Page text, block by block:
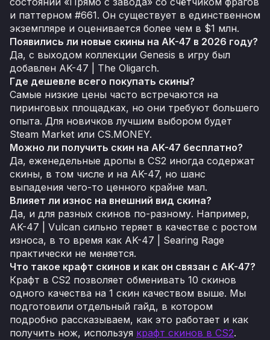
и паттерном #661. Он существует в единственном
экземпляре и оценивается более чем в $1 млн.
Появились ли новые скины на AK-47 в 2026 году?
Да, с выходом коллекции Genesis в игру был
добавлен AK-47 | The Oligarch.
Где дешевле всего покупать скины?
Самые низкие цены часто встречаются на
пиринговых площадках, но они требуют большего
опыта. Для новичков лучшим выбором будет
Steam Market или CS.MONEY.
Можно ли получить скин на AK-47 бесплатно?
Да, еженедельные дропы в CS2 иногда содержат
скины, в том числе и на AK-47, но шанс
выпадения чего-то ценного крайне мал.
Влияет ли износ на внешний вид скина?
Да, и для разных скинов по-разному. Например,
AK-47 | Vulcan сильно теряет в качестве с ростом
износа, в то время как AK-47 | Searing Rage
практически не меняется.
Что такое крафт скинов и как он связан с AK-47?
Крафт в CS2 позволяет обменивать 10 скинов
одного качества на 1 скин качеством выше. Мы
подготовили отдельный гайд, в котором
подробно рассказываем, как это работает и как
получить нож, используя крафт скинов в CS2.